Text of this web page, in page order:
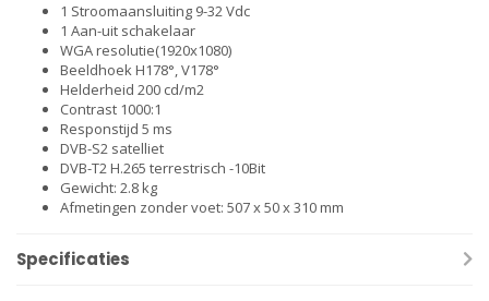
1 Stroomaansluiting 9-32 Vdc
1 Aan-uit schakelaar
WGA resolutie(1920x1080)
Beeldhoek H178°, V178°
Helderheid 200 cd/m2
Contrast 1000:1
Responstijd 5 ms
DVB-S2 satelliet
DVB-T2 H.265 terrestrisch -10Bit
Gewicht: 2.8 kg
Afmetingen zonder voet: 507 x 50 x 310 mm
Specificaties